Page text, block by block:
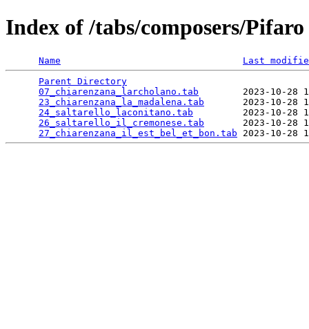
Index of /tabs/composers/Pifaro
Name
Last
Parent Directory
07_chiarenzana_larcholano.tab
2023-10-28
23_chiarenzana_la_madalena.tab
2023-10-28
24_saltarello_laconitano.tab
2023-10-28
26_saltarello_il_cremonese.tab
2023-10-28
27_chiarenzana_il_est_bel_et_bon.tab